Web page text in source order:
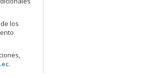
los
.